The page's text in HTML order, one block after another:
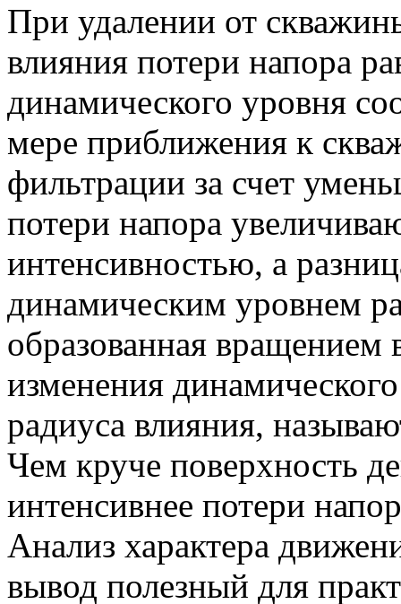
При удалении от
влияния потери напора
динамического уровня
мере приближения к
фильтрации за счет
потери напора
интенсивностью, а
динамическим уровнем
образованная
изменения
радиуса влияния,
Чем круче поверхность
интенсивнее потери
Анализ характера
вывод полезный для